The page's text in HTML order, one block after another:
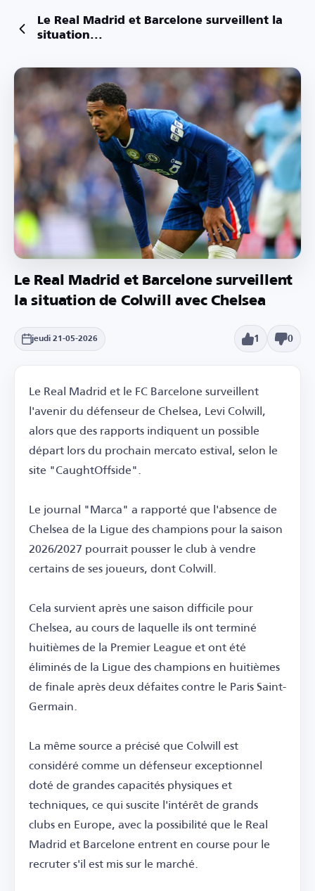
Le Real Madrid et Barcelone surveillent la
situation...
Le Real Madrid et Barcelone surveillent
la situation de Colwill avec Chelsea
jeudi 21-05-2026 1 0
Le Real Madrid et le FC Barcelone surveillent
l'avenir du défenseur de Chelsea, Levi Colwill,
alors que des rapports indiquent un possible
départ lors du prochain mercato estival, selon le
site "CaughtOffside".
Le journal "Marca" a rapporté que l'absence de
Chelsea de la Ligue des champions pour la saison
2026/2027 pourrait pousser le club à vendre
certains de ses joueurs, dont Colwill.
Cela survient après une saison difficile pour
Chelsea, au cours de laquelle ils ont terminé
huitièmes de la Premier League et ont été
éliminés de la Ligue des champions en huitièmes
de finale après deux défaites contre le Paris Saint-
Germain.
La même source a précisé que Colwill est
considéré comme un défenseur exceptionnel
doté de grandes capacités physiques et
techniques, ce qui suscite l'intérêt de grands
clubs en Europe, avec la possibilité que le Real
Madrid et Barcelone entrent en course pour le
recruter s'il est mis sur le marché.